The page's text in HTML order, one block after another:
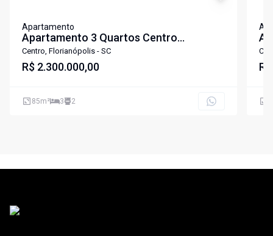
Apartamento
Apartamento 3 Quartos Centro
Florianópolis
Centro, Florianópolis - SC
R$ 2.300.000,00
85m² 3 2